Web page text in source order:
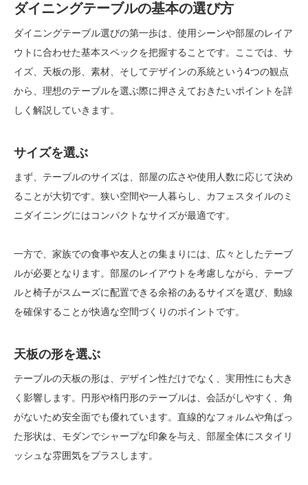
ダイニングテーブルの基本の選び方
ダイニングテーブル選びの第一歩は、使用シーンや部屋のレイア
ウトに合わせた基本スペックを把握することです。ここでは、サ
イズ、天板の形、素材、そしてデザインの系統という4つの観点
から、理想のテーブルを選ぶ際に押さえておきたいポイントを詳
しく解説していきます。
サイズを選ぶ
まず、テーブルのサイズは、部屋の広さや使用人数に応じて決め
ることが大切です。狭い空間や一人暮らし、カフェスタイルのミ
ニダイニングにはコンパクトなサイズが最適です。
一方で、家族での食事や友人との集まりには、広々としたテーブ
ルが必要となります。部屋のレイアウトを考慮しながら、テーブ
ルと椅子がスムーズに配置できる余裕のあるサイズを選び、動線
を確保することが快適な空間づくりのポイントです。
天板の形を選ぶ
テーブルの天板の形は、デザイン性だけでなく、実用性にも大き
く影響します。円形や楕円形のテーブルは、会話がしやすく、角
がないため安全面でも優れています。直線的なフォルムや角ばっ
た形状は、モダンでシャープな印象を与え、部屋全体にスタイリ
ッシュな雰囲気をプラスします。